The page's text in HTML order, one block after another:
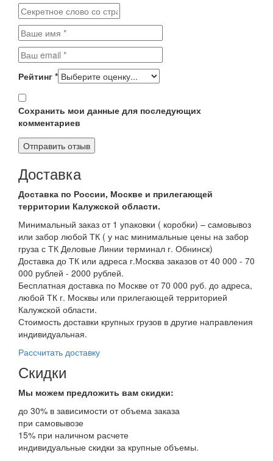
Рейтинг *
Сохранить мои данные для последующих
комментариев
Доставка
Доставка по России, Москве и прилегающей
территории Калужской области.
Минимальный заказ от 1 упаковки ( коробки) – самовывоз
или забор любой ТК ( у нас минимальные цены на забор
груза с ТК Деловые Линии терминал г. Обнинск)
Доставка до ТК или адреса г.Москва заказов от 40 000 - 70
000 рублей - 2000 рублей.
Бесплатная доставка по Москве от 70 000 руб. до адреса,
любой ТК г. Москвы или прилегающей территорией
Калужской области.
Стоимость доставки крупных грузов в другие направления
индивидуальная.
Рассчитать доставку
Скидки
Мы можем предложить вам скидки:
до 30% в зависимости от объема заказа
при самовывозе
15% при наличном расчете
индивидуальные скидки за крупные объемы.